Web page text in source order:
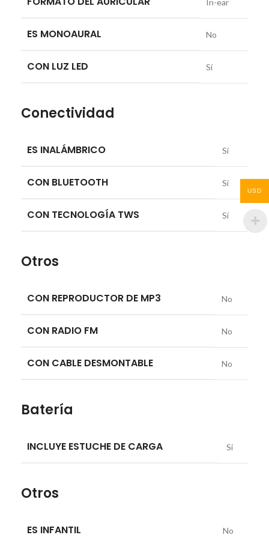
ES MONOAURAL No
CON LUZ LED Sí
Conectividad
ES INALÁMBRICO Sí
CON BLUETOOTH Sí
CON TECNOLOGÍA TWS Sí
Otros
CON REPRODUCTOR DE MP3 No
CON RADIO FM No
CON CABLE DESMONTABLE No
Batería
INCLUYE ESTUCHE DE CARGA Sí
Otros
ES INFANTIL No
USD